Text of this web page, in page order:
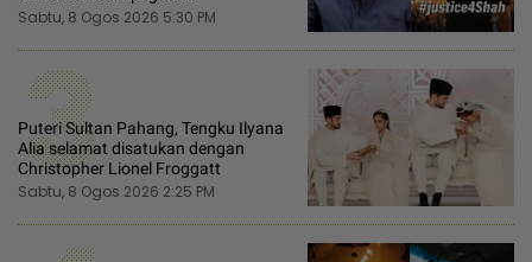
Sabtu, 8 Ogos 2026 5:30 PM
3
Puteri Sultan Pahang, Tengku Ilyana
Alia selamat disatukan dengan
Christopher Lionel Froggatt
Sabtu, 8 Ogos 2026 2:25 PM